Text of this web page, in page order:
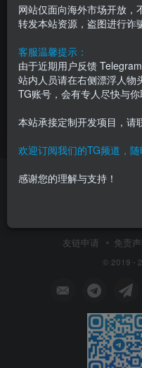
修复H5农场复利|黄金家园农
场理财游戏源码|Thinkphp开
发|带商城仓库商店模块
会员专属 网站
8月6日 11:05
World's
友链申请 免责
© 2019 -
网站仅面向海外市场开放，
转发本站资源，盗图进行诈
客服温馨提示：
由于近期用户反馈
站内人员请在右侧漂浮人物
TG账号，会有专人尽快与你
本站承接定制开发项目，请
欢迎订阅我们的TG频道，
感谢您的理解与支持！